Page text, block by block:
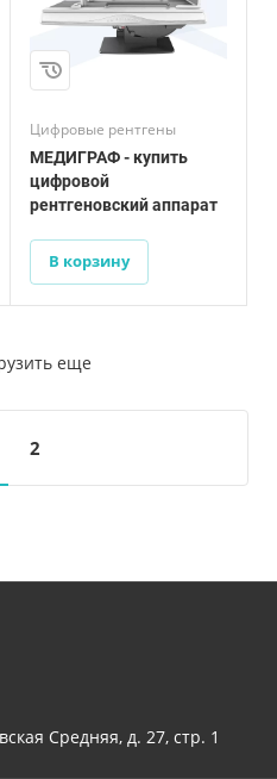
Цифровые рентгены
МЕДИГРАФ - купить
цифровой
рентгеновский аппарат
В корзину
еще
2
Средняя, д. 27, стр. 1